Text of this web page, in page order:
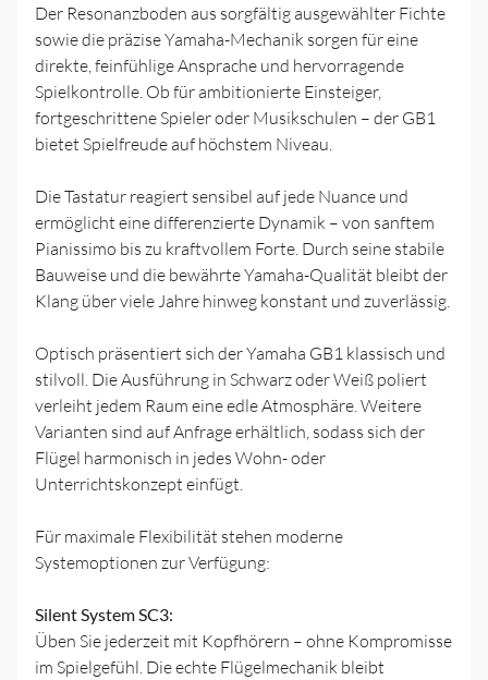
Der Resonanzboden aus sorgfältig ausgewählter Fichte
sowie die präzise Yamaha-Mechanik sorgen für eine
direkte, feinfühlige Ansprache und hervorragende
Spielkontrolle. Ob für ambitionierte Einsteiger,
fortgeschrittene Spieler oder Musikschulen – der GB1
bietet Spielfreude auf höchstem Niveau.
Die Tastatur reagiert sensibel auf jede Nuance und
ermöglicht eine differenzierte Dynamik – von sanftem
Pianissimo bis zu kraftvollem Forte. Durch seine stabile
Bauweise und die bewährte Yamaha-Qualität bleibt der
Klang über viele Jahre hinweg konstant und zuverlässig.
Optisch präsentiert sich der Yamaha GB1 klassisch und
stilvoll. Die Ausführung in Schwarz oder Weiß poliert
verleiht jedem Raum eine edle Atmosphäre. Weitere
Varianten sind auf Anfrage erhältlich, sodass sich der
Flügel harmonisch in jedes Wohn- oder
Unterrichtskonzept einfügt.
Für maximale Flexibilität stehen moderne
Systemoptionen zur Verfügung:
Silent System SC3:
Üben Sie jederzeit mit Kopfhörern – ohne Kompromisse
im Spielgefühl. Die echte Flügelmechanik bleibt